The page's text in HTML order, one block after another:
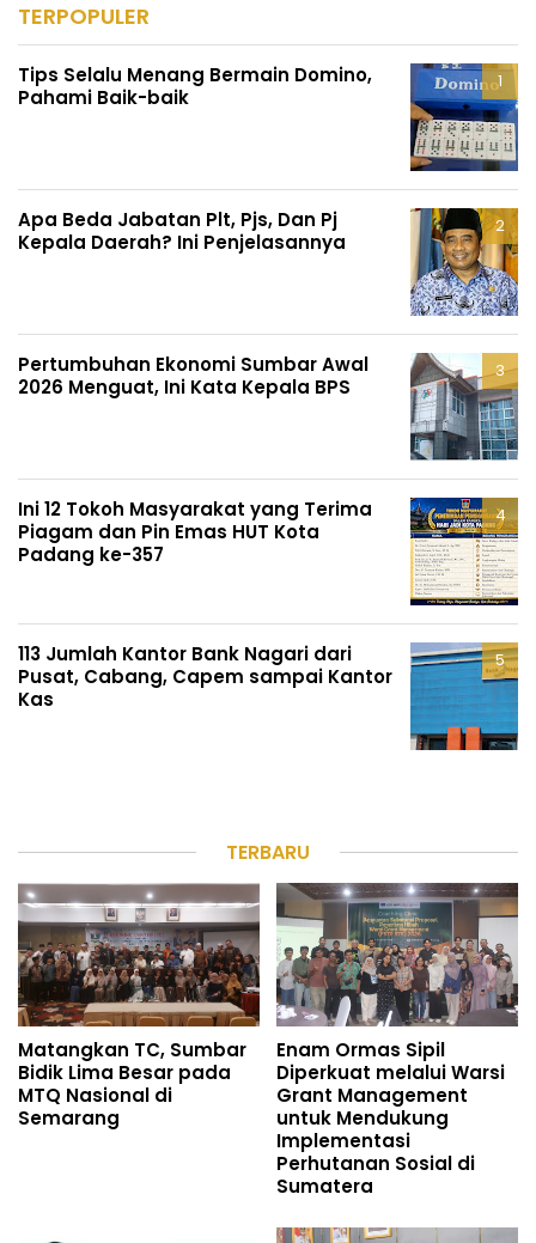
TERPOPULER
Tips Selalu Menang Bermain Domino,
Pahami Baik-baik
Apa Beda Jabatan Plt, Pjs, Dan Pj
Kepala Daerah? Ini Penjelasannya
Pertumbuhan Ekonomi Sumbar Awal
2026 Menguat, Ini Kata Kepala BPS
Ini 12 Tokoh Masyarakat yang Terima
Piagam dan Pin Emas HUT Kota
Padang ke-357
113 Jumlah Kantor Bank Nagari dari
Pusat, Cabang, Capem sampai Kantor
Kas
TERBARU
Matangkan TC, Sumbar
Bidik Lima Besar pada
MTQ Nasional di
Semarang
Enam Ormas Sipil
Diperkuat melalui Warsi
Grant Management
untuk Mendukung
Implementasi
Perhutanan Sosial di
Sumatera